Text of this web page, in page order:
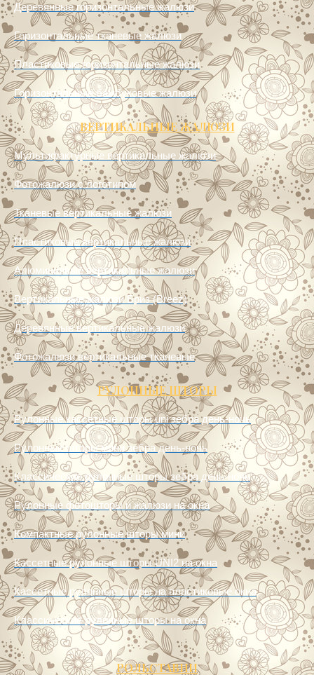
Деревянные горизонтальные жалюзи
Горизонтальные тканевые жалюзи
Пластиковые горизонтальные жалюзи
Горизонтальные бамбуковые жалюзи
ВЕРТИКАЛЬНЫЕ ЖАЛЮЗИ
Мультифактурные вертикальные жалюзи
Фотожалюзи с логотипом
Тканевые вертикальные жалюзи
Пластиковые вертикальные жалюзи
Алюминиевые вертикальные жалюзи
Вертикальные жалюзи Бриз (Breez)
Деревянные вертикальные жалюзи
Фотожалюзи вертикальные тканевые
РУЛОННЫЕ ШТОРЫ
Рулонные кассетные шторы uni зебра день-ночь
Рулонные шторы мини зебра день-ночь
Классические рулонные шторы зебра день-ночь
Рулонные фотошторы и жалюзи на окна
Компактные рулонные шторы мини
Кассетные рулонные шторы UNI2 на окна
Кассетные рулонные шторы на пластиковые окна
Классические рулонные шторы на окна
РОЛЬСТАВНИ